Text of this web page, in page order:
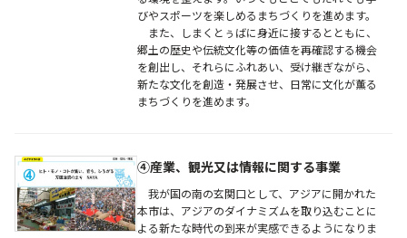
びやスポーツを楽しめるまちづくりを進めます。
また、しまくとぅばに身近に接するとともに、
郷土の歴史や伝統文化等の価値を再確認する機会
を創出し、それらにふれあい、受け継ぎながら、
新たな文化を創造・発展させ、日常に文化が薫る
まちづくりを進めます。
④産業、観光又は情報に関する事業
我が国の南の玄関口として、アジアに開かれた
本市は、アジアのダイナミズムを取り込むことに
よる新たな時代の到来が実感できるようになりま